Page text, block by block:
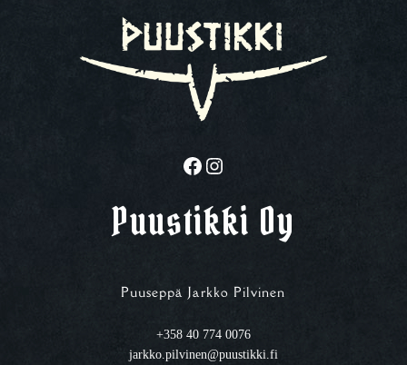
Facebook Instagram
Puustikki Oy
Puuseppä Jarkko Pilvinen
+358 40 774 0076
jarkko.pilvinen@puustikki.fi